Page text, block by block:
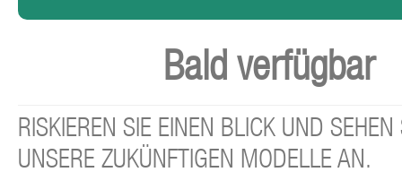
Bald verfügbar
RISKIEREN SIE EINEN BLICK UND SEHEN
UNSERE ZUKÜNFTIGEN MODELLE AN.